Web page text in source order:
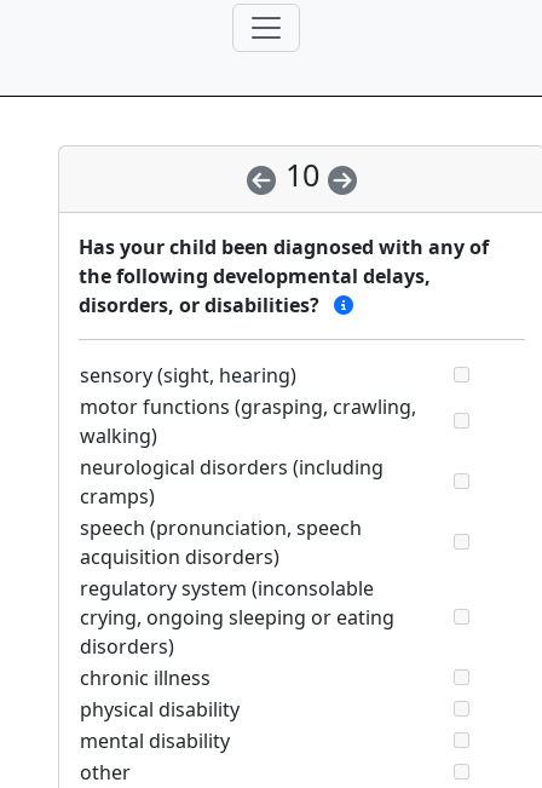
10
Has your child been diagnosed with any of
the following developmental delays,
disorders, or disabilities?
sensory (sight, hearing)
motor functions (grasping, crawling,
walking)
neurological disorders (including
cramps)
speech (pronunciation, speech
acquisition disorders)
regulatory system (inconsolable
crying, ongoing sleeping or eating
disorders)
chronic illness
physical disability
mental disability
other